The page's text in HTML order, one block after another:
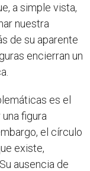
a simple vista,
nuestra
de su aparente
encierran un
es el
figura
el círculo
existe,
ausencia de